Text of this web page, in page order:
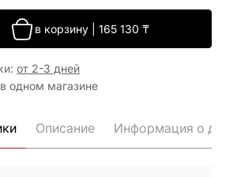
в корзину 165 130 ₸
: от 2-3 дней
одном магазине
Описание Информация о